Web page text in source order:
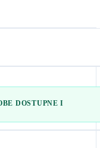
DOSTUPNE I